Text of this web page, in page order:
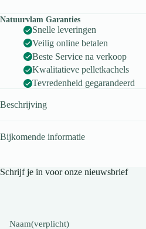
Natuurvlam Garanties
Snelle leveringen
Veilig online betalen
Beste Service na verkoop
Kwalitatieve pelletkachels
Tevredenheid gegarandeerd
Beschrijving
Bijkomende informatie
Schrijf je in voor onze nieuwsbrief
Naam(verplicht)